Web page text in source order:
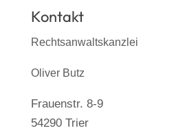
Kontakt
Rechtsanwaltskanzlei
Oliver Butz
Frauenstr. 8-9
54290 Trier